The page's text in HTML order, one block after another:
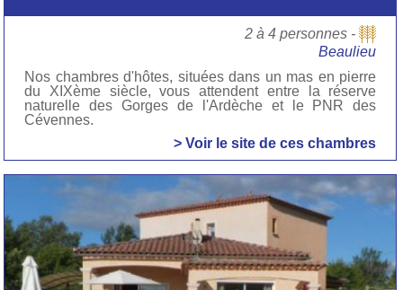
2 à 4 personnes -
Beaulieu
Nos chambres d'hôtes, situées dans un mas en pierre
du XIXème siècle, vous attendent entre la réserve
naturelle des Gorges de l'Ardèche et le PNR des
Cévennes.
> Voir le site de ces chambres